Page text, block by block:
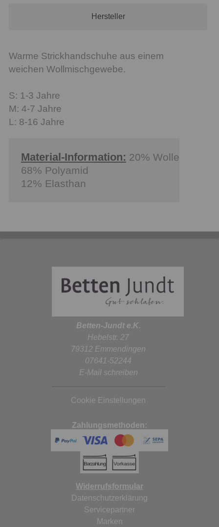
Hersteller
Warme Strickhandschuhe aus einem
weichen Wollmischgewebe.
S: 1-3 Jahre
M: 4-7 Jahre
L: 8-16 Jahre
Material-Information: 20% Wolle
68% Polyamid
12% Elasthan
Betten-Jundt e.K.
Hebelstr. 27
79312 Emmendingen
07641-52244
E-Mail schreiben
Cookie Einstellungen
Zahlungsmethoden:
Widerrufsformular
Datenschutzerklärung
Servicepartner
Marken